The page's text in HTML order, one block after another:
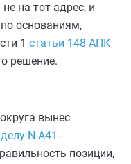
на тот адрес, и
основаниям,
1 статьи 148 АПК
решение.
вынес
N А41-
позиции,